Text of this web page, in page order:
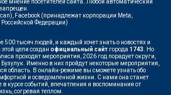
мнение посетителей сайта. Любой автоматический
Facebook (принадлежат корпорации Meta,
Федерации)
500 тысяч людей, и каждый хочет знать о новостях и
цели создан официальный сайт города 1743 . Но
проходят мероприятия, 2026 год порадует округи,
Именно в них пройдут некоторые мероприятия,
область. В онлайн-режиме вы сможете узнать обо
и осведомленной жизни. С нами она станет
в курсе событий, впечатления и воспоминания от
согревая теплом.